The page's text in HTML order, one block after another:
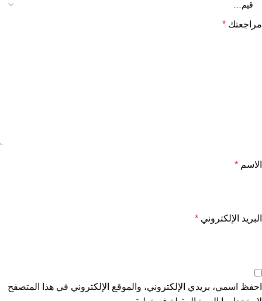
مراجعتك *
الاسم *
البريد الإلكتروني *
احفظ اسمي، بريدي الإلكتروني، والموقع الإلكتروني في هذا المتصفح